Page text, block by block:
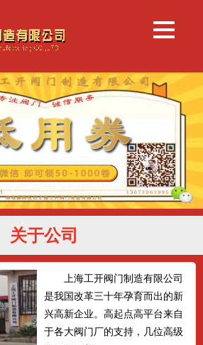
关于公司
上海工开阀门制造有限公司
是我国改革三十年孕育而出的新
兴高新企业。高起点高平台来自
于各大阀门厂的支持，几位高级